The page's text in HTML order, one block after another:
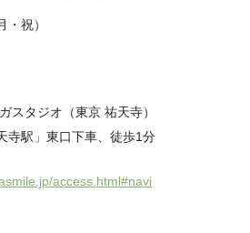
祝）
スタジオ（東京 祐天寺）
」東口下車、徒歩1分
access.html#navi